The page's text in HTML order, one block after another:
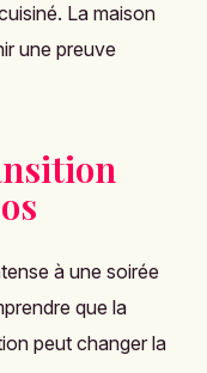
La maison
une preuve
à une soirée
que la
peut changer la